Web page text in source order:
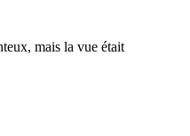
mais la vue était